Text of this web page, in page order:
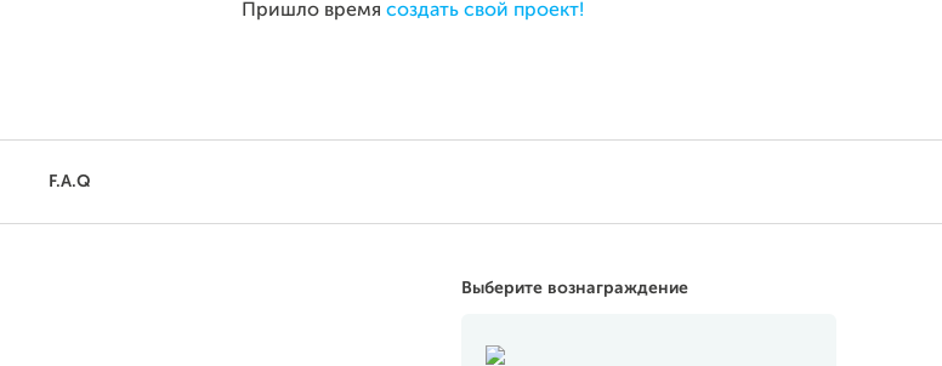
Пришло время создать свой проект!
F.A.Q
Выберите вознаграждение